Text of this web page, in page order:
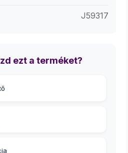
J59317
ezt a terméket?